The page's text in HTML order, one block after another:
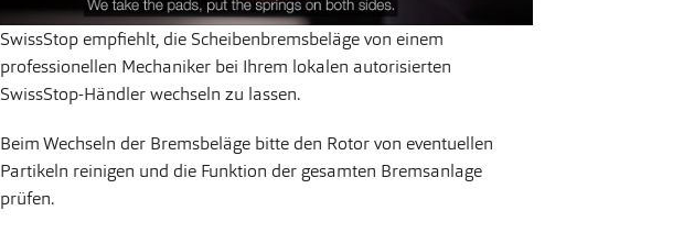
SwissStop empfiehlt, die Scheibenbremsbeläge von einem
professionellen Mechaniker bei Ihrem lokalen autorisierten
SwissStop-Händler wechseln zu lassen.
Beim Wechseln der Bremsbeläge bitte den Rotor von eventuellen
Partikeln reinigen und die Funktion der gesamten Bremsanlage
prüfen.